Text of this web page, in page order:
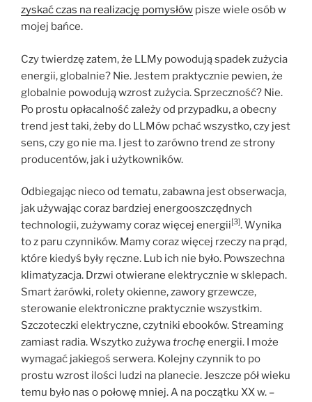
zyskać czas na realizację pomysłów pisze wiele osób w
mojej bańce.
Czy twierdzę zatem, że LLMy powodują spadek zużycia
energii, globalnie? Nie. Jestem praktycznie pewien, że
globalnie powodują wzrost zużycia. Sprzeczność? Nie.
Po prostu opłacalność zależy od przypadku, a obecny
trend jest taki, żeby do LLMów pchać wszystko, czy jest
sens, czy go nie ma. I jest to zarówno trend ze strony
producentów, jak i użytkowników.
Odbiegając nieco od tematu, zabawna jest obserwacja,
jak używając coraz bardziej energooszczędnych
technologii, zużywamy coraz więcej energii[3]. Wynika
to z paru czynników. Mamy coraz więcej rzeczy na prąd,
które kiedyś były ręczne. Lub ich nie było. Powszechna
klimatyzacja. Drzwi otwierane elektrycznie w sklepach.
Smart żarówki, rolety okienne, zawory grzewcze,
sterowanie elektroniczne praktycznie wszystkim.
Szczoteczki elektryczne, czytniki ebooków. Streaming
zamiast radia. Wszytko zużywatrochęenergii. I może
wymagać jakiegoś serwera. Kolejny czynnik to po
prostu wzrost ilości ludzi na planecie. Jeszcze pół wieku
temu było nas o połowę mniej. A na początku XX w. –